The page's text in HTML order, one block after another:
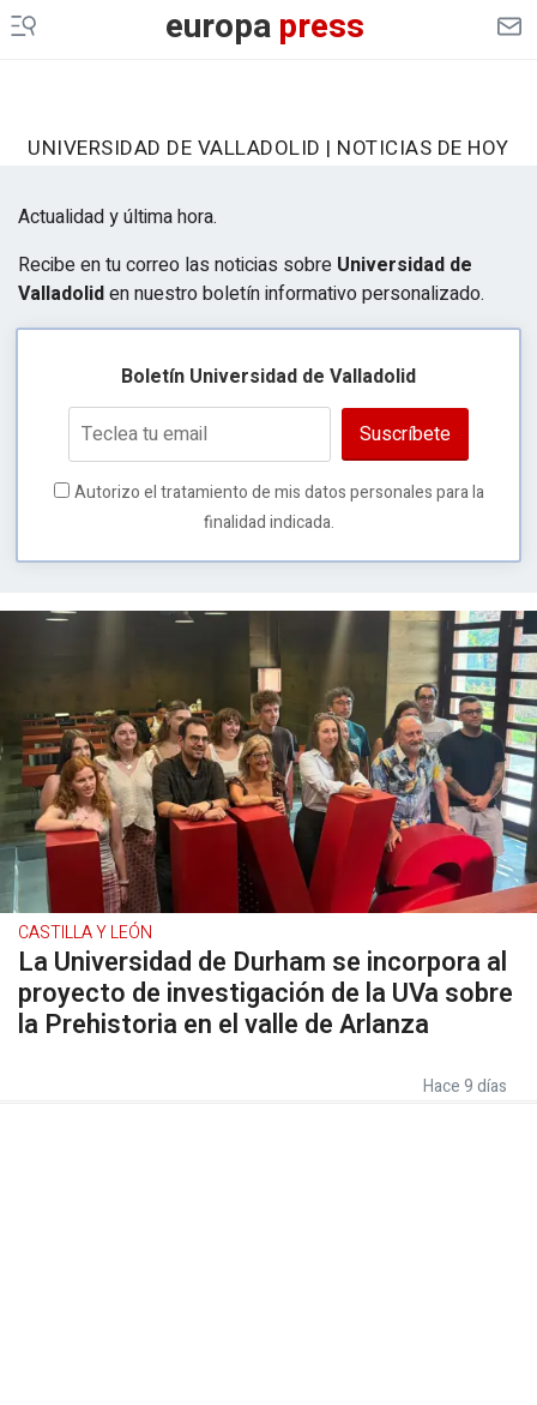
europapress
UNIVERSIDAD DE VALLADOLID | NOTICIAS DE HOY
Actualidad y última hora.
Recibe en tu correo las noticias sobre Universidad de
Valladoliden nuestro boletín informativo personalizado.
Boletín Universidad de Valladolid
Suscríbete
Autorizo el tratamiento de mis datos personales para la
finalidad indicada.
CASTILLA Y LEÓN
La Universidad de Durham se incorpora al
proyecto de investigación de la UVa sobre
la Prehistoria en el valle de Arlanza
Hace 9 días